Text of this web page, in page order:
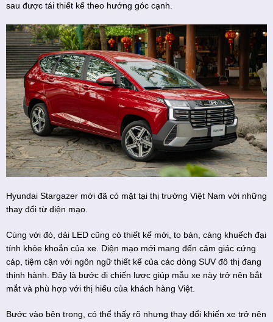
sau được tái thiết kế theo hướng góc cạnh.
Hyundai Stargazer mới đã có mặt tại thị trường Việt Nam với những
thay đổi từ diện mạo.
Cùng với đó, dải LED cũng có thiết kế mới, to bản, càng khuếch đại
tính khỏe khoắn của xe. Diện mạo mới mang đến cảm giác cứng
cáp, tiệm cận với ngôn ngữ thiết kế của các dòng SUV đô thị đang
thịnh hành. Đây là bước đi chiến lược giúp mẫu xe này trở nên bắt
mắt và phù hợp với thị hiếu của khách hàng Việt.
Bước vào bên trong, có thể thấy rõ nhưng thay đổi khiến xe trở nên